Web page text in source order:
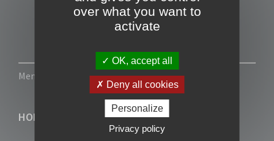
Mentions légales-Politique de confidentialité
HORAIRES
over what you want to
activate
OK, accept all
Deny all cookies
Personalize
Privacy policy